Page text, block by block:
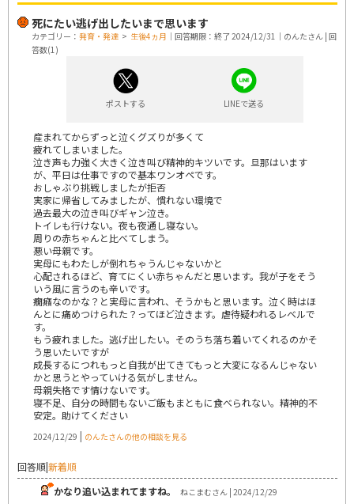
死にたい逃げ出したいまで思います
カテゴリー： 発育・発達 > 生後4ヵ月 ｜回答期限：終了 2024/12/31｜のんたさん | 回
答数(1)
ポストする LINEで送る
産まれてからずっと泣くグズりが多くて
疲れてしまいました。
泣き声も力強く大きく泣き叫び精神的キツいです。旦那はいます
が、平日は仕事ですので基本ワンオペです。
おしゃぶり挑戦しましたが拒否
実家に帰省してみましたが、慣れない環境で
過去最大の泣き叫びギャン泣き。
トイレも行けない。夜も夜通し寝ない。
周りの赤ちゃんと比べてしまう。
悪い母親です。
実母にもわたしが倒れちゃうんじゃないかと
心配されるほど、育てにくい赤ちゃんだと思います。我が子をそう
いう風に言うのも辛いです。
癇癪なのかな？と実母に言われ、そうかもと思います。泣く時はほ
んとに痛めつけられた？ってほど泣きます。虐待疑われるレベルで
す。
もう疲れました。逃げ出したい。そのうち落ち着いてくれるのかそ
う思いたいですが
成長するにつれもっと自我が出てきてもっと大変になるんじゃない
かと思うとやっていける気がしません。
母親失格です情けないです。
寝不足、自分の時間もないご飯もまともに食べられない。精神的不
安定。助けてください
2024/12/29 | のんたさんの他の相談を見る
回答順|新着順
かなり追い込まれてますね。
ねこまむさん | 2024/12/29